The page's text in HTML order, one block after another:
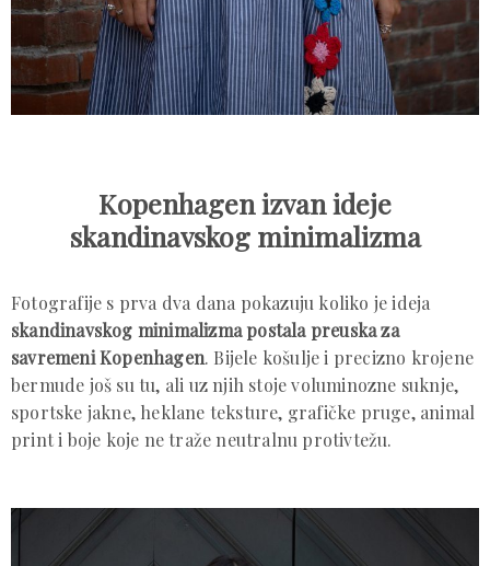
Kopenhagen izvan ideje
skandinavskog minimalizma
Fotografije s prva dva dana pokazuju koliko je ideja
skandinavskog minimalizma postala preuska za
savremeni Kopenhagen. Bijele košulje i precizno krojene
bermude još su tu, ali uz njih stoje voluminozne suknje,
sportske jakne, heklane teksture, grafičke pruge, animal
print i boje koje ne traže neutralnu protivtežu.